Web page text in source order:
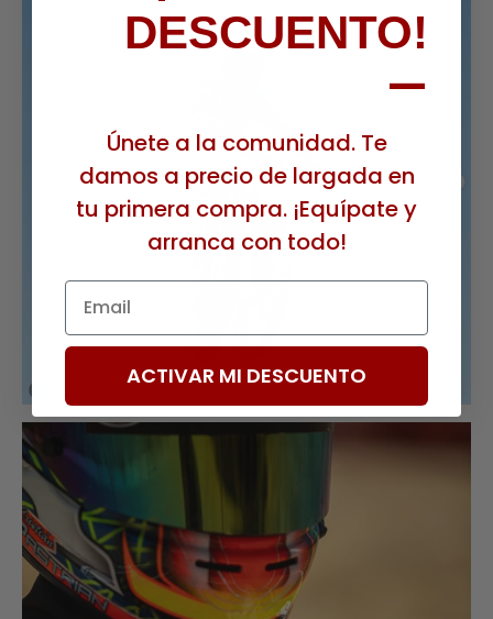
DESCUENTO!
—
Únete a la comunidad. Te
damos a precio de largada en
tu primera compra. ¡Equípate y
arranca con todo!
Email
ACTIVAR MI DESCUENTO